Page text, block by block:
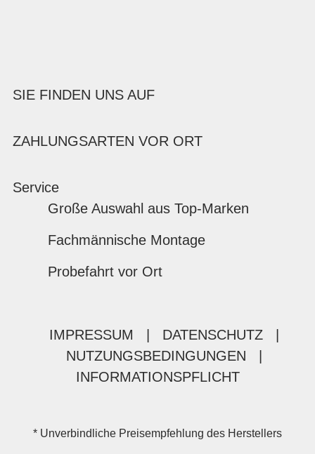
SIE FINDEN UNS AUF
ZAHLUNGSARTEN VOR ORT
Service
Große Auswahl aus Top-Marken
Fachmännische Montage
Probefahrt vor Ort
IMPRESSUM DATENSCHUTZ
NUTZUNGSBEDINGUNGEN
INFORMATIONSPFLICHT
* Unverbindliche Preisempfehlung des Herstellers